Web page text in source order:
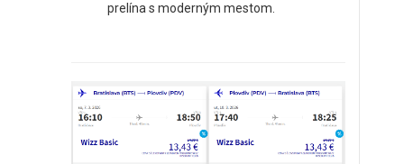
prelína s moderným mestom.